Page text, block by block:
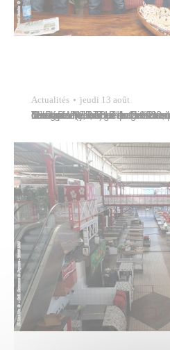
Actualités jeudi 13 août
Tavana Michel Buillard et Patrick Bordet, conseiller délégué en charge notamment de le police, ont rencontré, jeudi 13 août 2020, le Commandant Jean-Marc Bailleul, chef du Service du Renseignement Territorial (SRT) de la Direction de la Sécurité Publique de Papeete, accompagné des Majors Teva Ader et Georges Williamu. Ils ont évoqué ensemble des sujets relatifs…